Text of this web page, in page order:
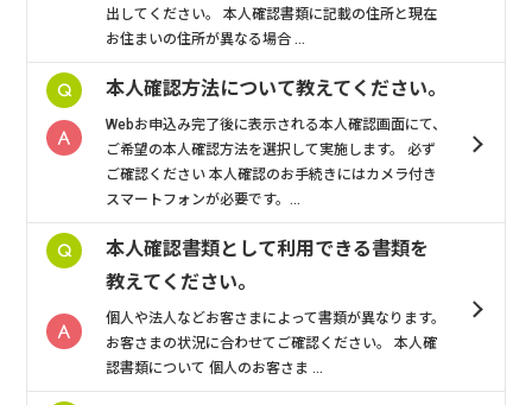
出してください。 本人確認書類に記載の住所と現在
お住まいの住所が異なる場合 ...
本人確認方法について教えてください。
Webお申込み完了後に表示される本人確認画面にて、
ご希望の本人確認方法を選択して実施します。 必ず
ご確認ください 本人確認のお手続きにはカメラ付き
スマートフォンが必要です。...
本人確認書類として利用できる書類を
教えてください。
個人や法人などお客さまによって書類が異なります。
お客さまの状況に合わせてご確認ください。 本人確
認書類について 個人のお客さま ...